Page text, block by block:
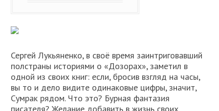
Сергей Лукьяненко, в своё время заинтриговавший
полстраны историями о «Дозорах», заметил в
одной из своих книг: если, бросив взгляд на часы,
вы то и дело видите одинаковые цифры, значит,
Сумрак рядом. Что это? Бурная фантазия